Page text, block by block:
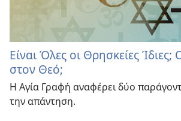
Είναι Όλες οι Θρησκείες
στον Θεό;
Η Αγία Γραφή αναφέρει δύο
την απάντηση.